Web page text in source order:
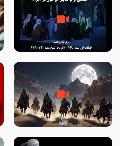
روزهای آخر حیات پیامبر اکرم صلی
الله علیه و آله – قسمتی از
‌‌‌‌‌‌‌داستان ترور نافرجام رسول خدا
صلی الله علیه و آله – شهادت